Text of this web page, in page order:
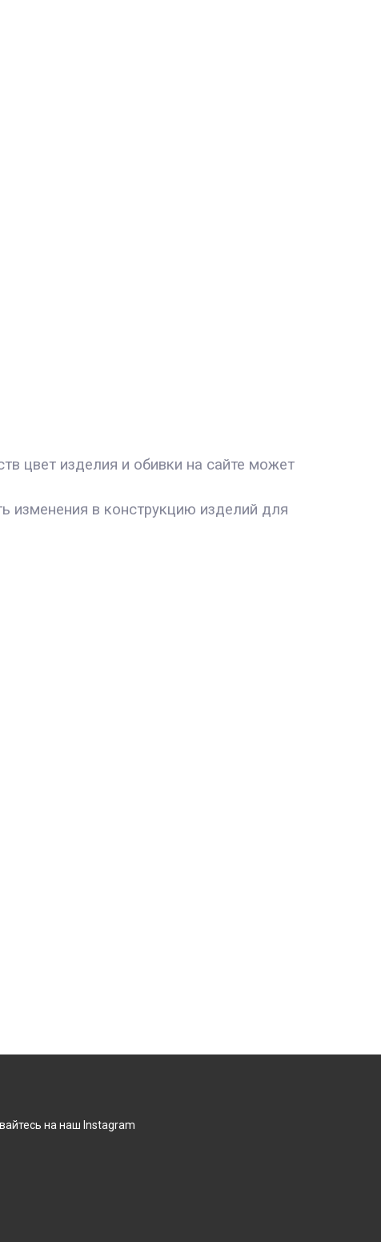
цвет изделия и обивки на сайте может
изменения в конструкцию изделий для
на наш Instagram